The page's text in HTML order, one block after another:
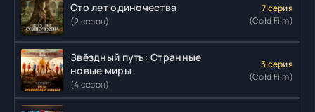
Сто лет одиночества
(2 сезон)
7 серия
(Cold Film)
Звёздный путь: Странные
новые миры
(4 сезон)
3 серия
(Cold Film)